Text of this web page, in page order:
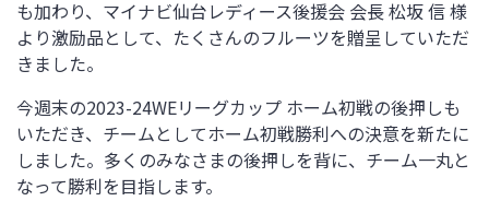
も加わり、マイナビ仙台レディース後援会 会長 松坂 信 様
より激励品として、たくさんのフルーツを贈呈していただ
きました。
今週末の2023-24WEリーグカップ ホーム初戦の後押しも
いただき、チームとしてホーム初戦勝利への決意を新たに
しました。多くのみなさまの後押しを背に、チーム一丸と
なって勝利を目指します。